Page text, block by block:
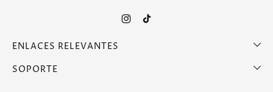
Instagram
TikTok
ENLACES RELEVANTES
SOPORTE